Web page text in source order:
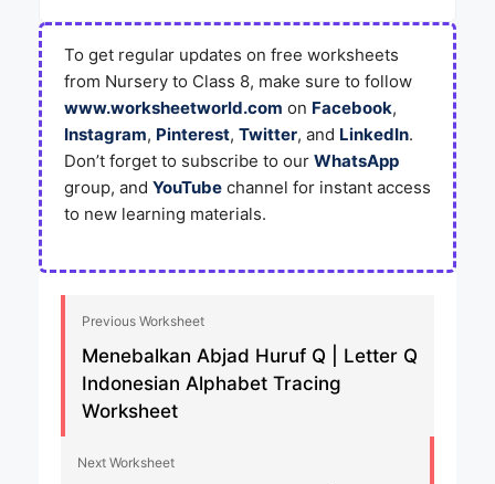
To get regular updates on free worksheets
from Nursery to Class 8, make sure to follow
www.worksheetworld.com on Facebook,
Instagram, Pinterest, Twitter, and LinkedIn.
Don’t forget to subscribe to our WhatsApp
group, and YouTube channel for instant access
to new learning materials.
Previous Worksheet
Menebalkan Abjad Huruf Q | Letter Q
Indonesian Alphabet Tracing
Worksheet
Next Worksheet